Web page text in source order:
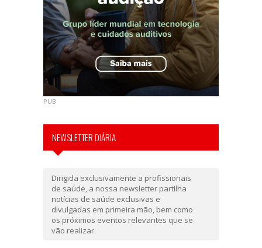
PUB
NEWSLETTER DIÁRIA
Dirigida exclusivamente a profissionais
de saúde, a nossa newsletter partilha
notícias de saúde exclusivas e
divulgadas em primeira mão, bem como
os próximos eventos relevantes que se
vão realizar.